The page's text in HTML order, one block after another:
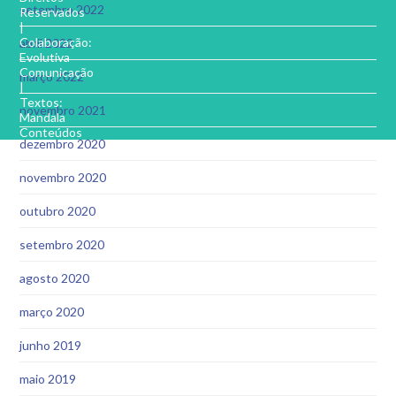
setembro 2022
abril 2022
março 2022
novembro 2021
dezembro 2020
novembro 2020
outubro 2020
setembro 2020
agosto 2020
março 2020
junho 2019
maio 2019
Reservados
|
Colaboração:
Evolutiva
Comunicação
|
Textos:
Mandala
Conteúdos